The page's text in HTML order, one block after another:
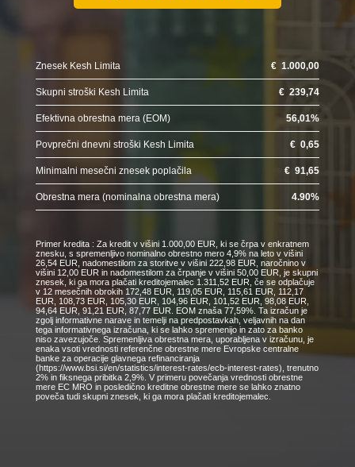
Znesek Kesh Limita €1.000,00
Skupni stroški Kesh Limita €239,74
Efektivna obrestna mera (EOM) 56,01%
Povprečni dnevni stroški Kesh Limita €0,65
Minimalni mesečni znesek poplačila €91,65
Obrestna mera (nominalna obrestna mera) 4.90%
Primer kredita : Za kredit v višini 1.000,00 EUR, ki se črpa v enkratnem
znesku, s spremenljivo nominalno obrestno mero 4,9% na leto v višini
26,54 EUR, nadomestilom za storitve v višini 222,98 EUR, naročnino v
višini 12,00 EUR in nadomestilom za črpanje v višini 50,00 EUR, je skupni
znesek, ki ga mora plačati kreditojemalec 1.311,52 EUR, če se odplačuje
v 12 mesečnih obrokih 172,48 EUR, 119,05 EUR, 115,61 EUR, 112,17
EUR, 108,73 EUR, 105,30 EUR, 104,96 EUR, 101,52 EUR, 98,08 EUR,
94,64 EUR, 91,21 EUR, 87,77 EUR. EOM znaša 77,59%. Ta izračun je
zgolj informativne narave in temelji na predpostavkah, veljavnih na dan
tega informativnega izračuna, ki se lahko spremenijo in zato za banko
niso zavezujoče. Spremenljiva obrestna mera, uporabljena v izračunu, je
enaka vsoti vrednosti referenčne obrestne mere Evropske centralne
banke za operacije glavnega refinanciranja
(https://www.bsi.si/en/statistics/interest-rates/ecb-interest-rates), trenutno
2% in fiksnega pribitka 2,9%. V primeru povečanja vrednosti obrestne
mere EC MRO in posledično kreditne obrestne mere se lahko znatno
poveča tudi skupni znesek, ki ga mora plačati kreditojemalec.